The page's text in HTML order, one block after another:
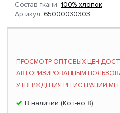
Состав ткани: 100% хлопок
Артикул: 65000030303
ПРОСМОТР ОПТОВЫХ ЦЕН
АВТОРИЗИРОВАННЫМ
УТВЕРЖДЕНИЯ РЕГИСТРАЦИИ
В наличии (Кол-во 8)